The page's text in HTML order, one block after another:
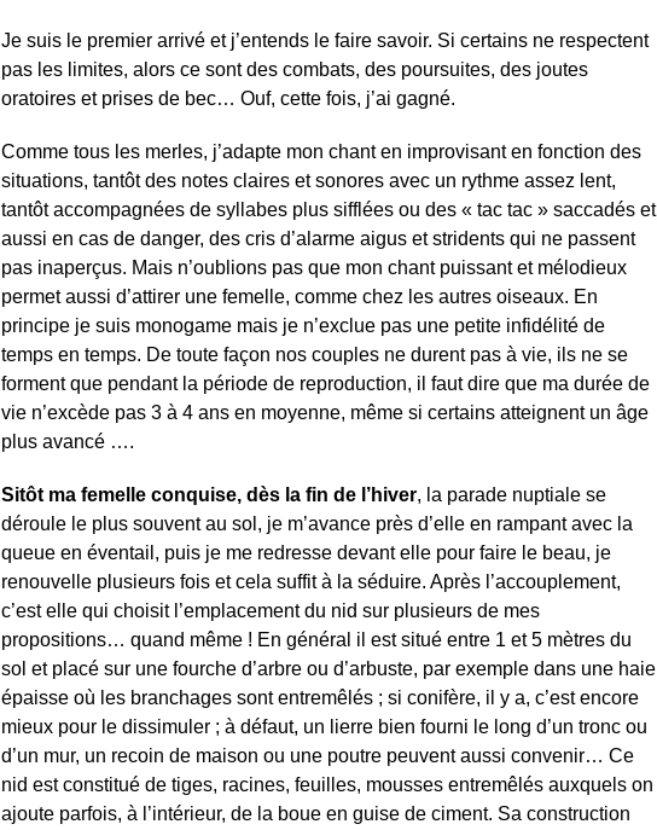
Je suis le premier arrivé et j’entends le faire savoir. Si certains ne respectent
pas les limites, alors ce sont des combats, des poursuites, des joutes
oratoires et prises de bec… Ouf, cette fois, j’ai gagné.
Comme tous les merles, j’adapte mon chant en improvisant en fonction des
situations, tantôt des notes claires et sonores avec un rythme assez lent,
tantôt accompagnées de syllabes plus sifflées ou des « tac tac » saccadés et
aussi en cas de danger, des cris d’alarme aigus et stridents qui ne passent
pas inaperçus. Mais n’oublions pas que mon chant puissant et mélodieux
permet aussi d’attirer une femelle, comme chez les autres oiseaux. En
principe je suis monogame mais je n’exclue pas une petite infidélité de
temps en temps. De toute façon nos couples ne durent pas à vie, ils ne se
forment que pendant la période de reproduction, il faut dire que ma durée de
vie n’excède pas 3 à 4 ans en moyenne, même si certains atteignent un âge
plus avancé ….
Sitôt ma femelle conquise, dès la fin de l’hiver, la parade nuptiale se
déroule le plus souvent au sol, je m’avance près d’elle en rampant avec la
queue en éventail, puis je me redresse devant elle pour faire le beau, je
renouvelle plusieurs fois et cela suffit à la séduire. Après l’accouplement,
c’est elle qui choisit l’emplacement du nid sur plusieurs de mes
propositions… quand même ! En général il est situé entre 1 et 5 mètres du
sol et placé sur une fourche d’arbre ou d’arbuste, par exemple dans une haie
épaisse où les branchages sont entremêlés ; si conifère, il y a, c’est encore
mieux pour le dissimuler ; à défaut, un lierre bien fourni le long d’un tronc ou
d’un mur, un recoin de maison ou une poutre peuvent aussi convenir… Ce
nid est constitué de tiges, racines, feuilles, mousses entremêlés auxquels on
ajoute parfois, à l’intérieur, de la boue en guise de ciment. Sa construction